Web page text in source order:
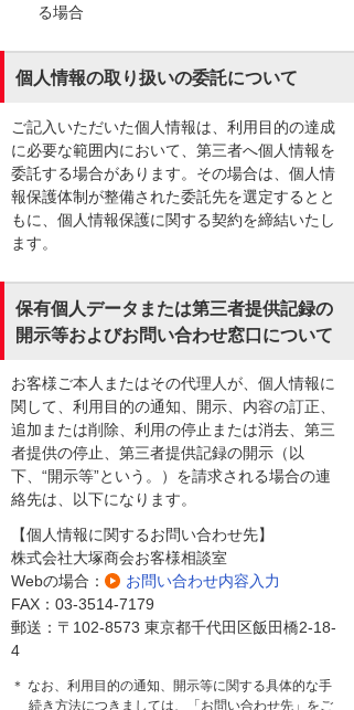
る場合
個人情報の取り扱いの委託について
ご記入いただいた個人情報は、利用目的の達成
に必要な範囲内において、第三者へ個人情報を
委託する場合があります。その場合は、個人情
報保護体制が整備された委託先を選定するとと
もに、個人情報保護に関する契約を締結いたし
ます。
保有個人データまたは第三者提供記録の
開示等およびお問い合わせ窓口について
お客様ご本人またはその代理人が、個人情報に
関して、利用目的の通知、開示、内容の訂正、
追加または削除、利用の停止または消去、第三
者提供の停止、第三者提供記録の開示（以
下、“開示等”という。）を請求される場合の連
絡先は、以下になります。
【個人情報に関するお問い合わせ先】
株式会社大塚商会お客様相談室
Webの場合：
お問い合わせ内容入力
FAX：03-3514-7179
郵送：〒102-8573 東京都千代田区飯田橋2-18-
4
＊ なお、利用目的の通知、開示等に関する具体的な手
続き方法につきましては、「お問い合わせ先」をご